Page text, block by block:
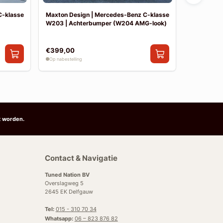
klasse
Maxton Design | Mercedes-Benz C-klasse
W203 | Achterbumper (W204 AMG-look)
€399,00
Op nabestelling
worden.
Contact & Navigatie
Tuned Nation BV
Overslagweg 5
2645 EK Delfgauw
Tel: 015 - 310 70 34
Whatsapp: 06 – 823 876 82